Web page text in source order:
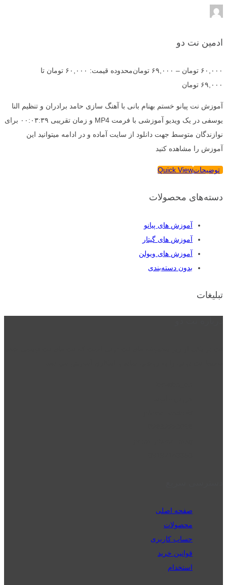
ادمین نت دو
۶۰,۰۰۰ تومان – ۶۹,۰۰۰ تومان
محدوده قیمت: ۶۰,۰۰۰ تومان تا
۶۹,۰۰۰ تومان
آموزش نت پیانو خستم بهنام بانی با آهنگ سازی حامد برادران و تنظیم النا
یوسفی در یک ویدیو آموزشی با فرمت MP4 و زمان تقریبی ۰۰:۰۳:۳۹ برای
نوازندگان متوسط جهت دانلود از سایت آماده و در ادامه میتوانید این
آموزش را مشاهده کنید
توضیحاتQuick View
دسته‌های محصولات
آموزش های پیانو
آموزش های گیتار
آموزش های ویولن
بدون دسته‌بندی
تبلیغات
صفحه اصلی
محصولات
حساب کاربری
قوانین خرید
استخدام